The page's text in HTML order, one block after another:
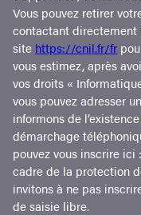
Vous pouvez retirer
contactant directement
site https://cnil.fr/fr
vous estimez, après
vos droits «
vous pouvez adresser
informons de
démarchage
pouvez vous inscrire ici :
cadre de la protection
invitons à ne pas
de saisie libre.